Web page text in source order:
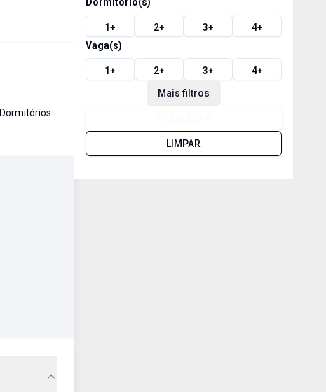
Dormitórios
1+ 2+ 3+ 4+
Vaga(s)
1+ 2+ 3+ 4+
Mais filtros
LIMPAR